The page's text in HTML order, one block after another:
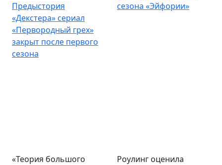
Предыстория
«Декстера» сериал
«Первородный грех»
закрыт после первого
сезона
сезона «Эйфории»
«Теория большого
Роулинг оценила